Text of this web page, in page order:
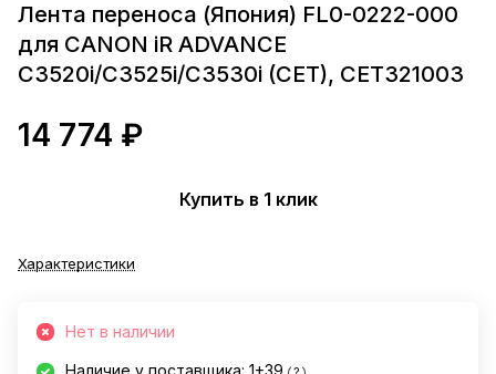
Лента переноса (Япония) FL0-0222-000
для CANON iR ADVANCE
C3520i/C3525i/C3530i (CET), CET321003
14 774 ₽
Купить в 1 клик
Характеристики
Нет в наличии
Наличие у поставщика: 1+39